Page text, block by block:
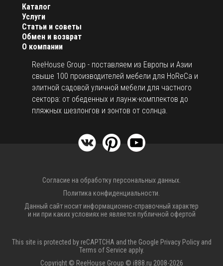
О компании
ReeHouse Group - поставляем из Европы и Азии
свыше 100 производителей мебели для HoReCa и
элитной садовой уличной мебели для частного
сектора: от обеденных и лаунж-комплектов до
пляжных шезлонгов и зонтов от солнца.
Каталог
Услуги
Статьи и советы
Обмен и возврат
Согласие на обработку персональных данных.
Политика конфиденциальности.
Данный сайт носит информационно-справочный характер
и ни при каких условиях не является публичной офертой
This site is protected by reCAPTCHA and the Google Privacy Policyand
Terms of Service apply.
Copyright © ReeHouse Group © i888.ru 2008-2026